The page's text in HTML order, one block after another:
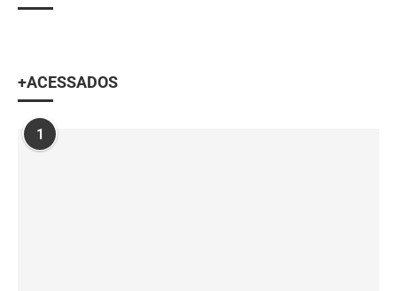
+ACESSADOS
1